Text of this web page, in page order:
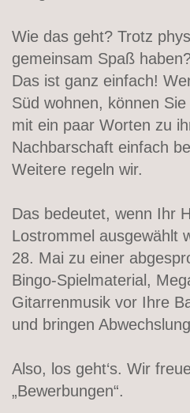
Wie das geht? Trotz
gemeinsam Spaß
Das ist ganz einfach!
Süd wohnen, können
mit ein paar Worten zu
Nachbarschaft einfach
Weitere regeln wir.
Das bedeutet, wenn Ihr
Lostrommel ausgewählt
28. Mai zu einer
Bingo-Spielmaterial,
Gitarrenmusik vor Ihre
und bringen
Also, los geht‘s. Wir
„Bewerbungen“.